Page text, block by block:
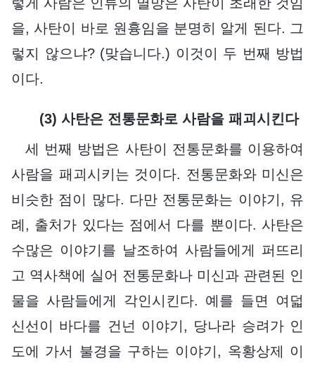
을, 사탄이 바로 원흉임을 분명히 알게 된다. 그
렇지 않으냐? (맞습니다.) 이것이 두 번째 방법
이다.
(3) 사탄은 전통문화로 사람을 패괴시킨다
세 번째 방법은 사탄이 전통문화를 이용하여
사람을 패괴시키는 것이다. 전통문화와 미신은
비슷한 점이 많다. 다만 전통문화는 이야기, 유
례, 출처가 있다는 점에서 다를 뿐이다. 사탄은
수많은 이야기를 날조하여 사람들에게 퍼뜨리
고 역사책에 실어 전통문화나 미신과 관련된 인
물을 사람들에게 각인시킨다. 예를 들면 여덟
신선이 바다를 건넌 이야기, 당나라 승려가 인
도에 가서 불경을 구하는 이야기, 옥황상제 이